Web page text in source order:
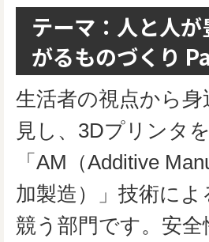
テーマ：人と人
がるものづくり
生活者の視点から身
見し、3Dプリンタ
「AM（Additive
加製造）」技術によ
競う部門です。安全